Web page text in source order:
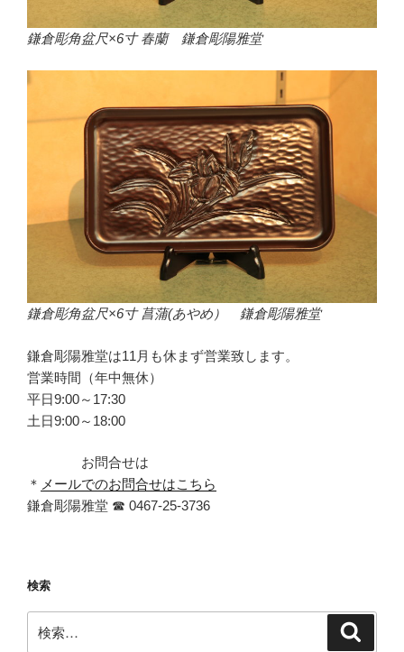
鎌倉彫角盆尺×6寸 春蘭 鎌倉彫陽雅堂
鎌倉彫角盆尺×6寸 菖蒲(あやめ） 鎌倉彫陽雅堂
鎌倉彫陽雅堂は11月も休まず営業致します。
営業時間（年中無休）
平日9:00～17:30
土日9:00～18:00
お問合せは
＊ メールでのお問合せはこちら
鎌倉彫陽雅堂 ☎ 0467‐25‐3736
検索
索: